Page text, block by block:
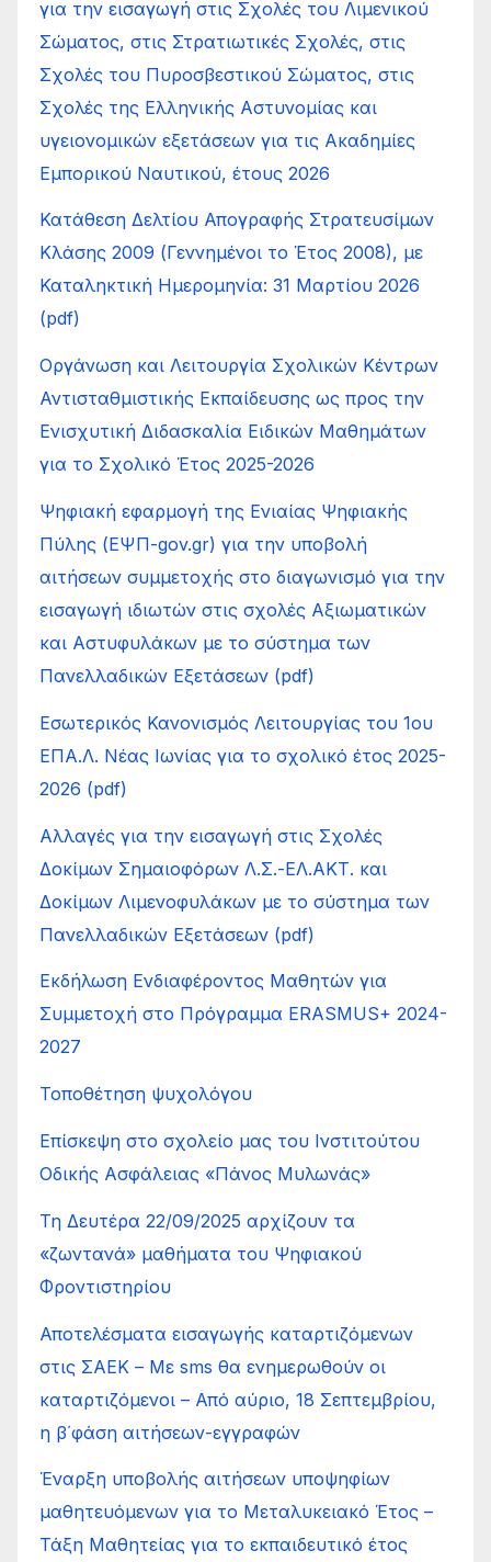
για την εισαγωγή στις Σχολές του Λιμενικού
Σώματος, στις Στρατιωτικές Σχολές, στις
Σχολές του Πυροσβεστικού Σώματος, στις
Σχολές της Ελληνικής Αστυνομίας και
υγειονομικών εξετάσεων για τις Ακαδημίες
Εμπορικού Ναυτικού, έτους 2026
Κατάθεση Δελτίου Απογραφής Στρατευσίμων
Κλάσης 2009 (Γεννημένοι το Έτος 2008), με
Καταληκτική Ημερομηνία: 31 Μαρτίου 2026
(pdf)
Οργάνωση και Λειτουργία Σχολικών Κέντρων
Αντισταθμιστικής Εκπαίδευσης ως προς την
Ενισχυτική Διδασκαλία Ειδικών Μαθημάτων
για το Σχολικό Έτος 2025-2026
Ψηφιακή εφαρμογή της Ενιαίας Ψηφιακής
Πύλης (ΕΨΠ-gov.gr) για την υποβολή
αιτήσεων συμμετοχής στο διαγωνισμό για την
εισαγωγή ιδιωτών στις σχολές Αξιωματικών
και Αστυφυλάκων με το σύστημα των
Πανελλαδικών Εξετάσεων (pdf)
Εσωτερικός Κανονισμός Λειτουργίας του 1ου
ΕΠΑ.Λ. Νέας Ιωνίας για το σχολικό έτος 2025-
2026 (pdf)
Αλλαγές για την εισαγωγή στις Σχολές
Δοκίμων Σημαιοφόρων Λ.Σ.-ΕΛ.ΑΚΤ. και
Δοκίμων Λιμενοφυλάκων με το σύστημα των
Πανελλαδικών Εξετάσεων (pdf)
Εκδήλωση Ενδιαφέροντος Μαθητών για
Συμμετοχή στο Πρόγραμμα ERASMUS+ 2024-
2027
Τοποθέτηση ψυχολόγου
Επίσκεψη στο σχολείο μας του Ινστιτούτου
Οδικής Ασφάλειας «Πάνος Μυλωνάς»
Τη Δευτέρα 22/09/2025 αρχίζουν τα
«ζωντανά» μαθήματα του Ψηφιακού
Φροντιστηρίου
Αποτελέσματα εισαγωγής καταρτιζόμενων
στις ΣΑΕΚ – Με sms θα ενημερωθούν οι
καταρτιζόμενοι – Από αύριο, 18 Σεπτεμβρίου,
η β΄φάση αιτήσεων-εγγραφών
Έναρξη υποβολής αιτήσεων υποψηφίων
μαθητευόμενων για το Μεταλυκειακό Έτος –
Τάξη Μαθητείας για το εκπαιδευτικό έτος